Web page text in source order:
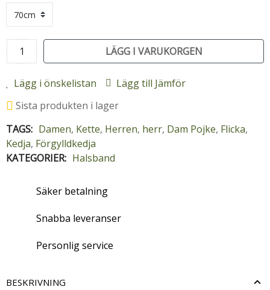
LÄGG I VARUKORGEN
Lägg i önskelistan
Lägg till Jämför
Sista produkten i lager
TAGS: Damen, Kette, Herren, herr, Dam Pojke, Flicka,
Kedja, Förgylldkedja
KATEGORIER: Halsband
Säker betalning
Snabba leveranser
Personlig service
BESKRIVNING